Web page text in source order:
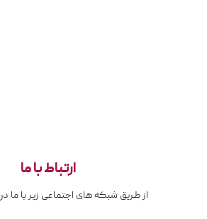
ارتباط با ما
از طریق شبکه های اجتماعی زیر با ما در